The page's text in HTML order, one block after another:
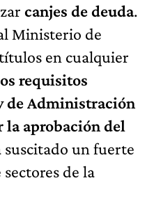
canjes de deuda.
Ministerio de
en cualquier
requisitos
de Administración
aprobación del
suscitado un fuerte
de la